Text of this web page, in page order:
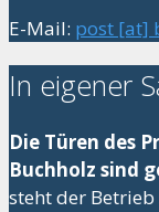
E-Mail: post [at]
In eigener
Die Türen des
Buchholz sind
steht der